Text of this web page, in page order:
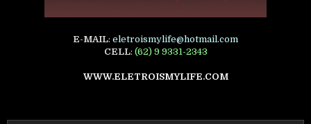
E-MAIL: eletroismylife@hotmail.com
CELL: (62) 9 9331-2343
WWW.ELETROISMYLIFE.COM